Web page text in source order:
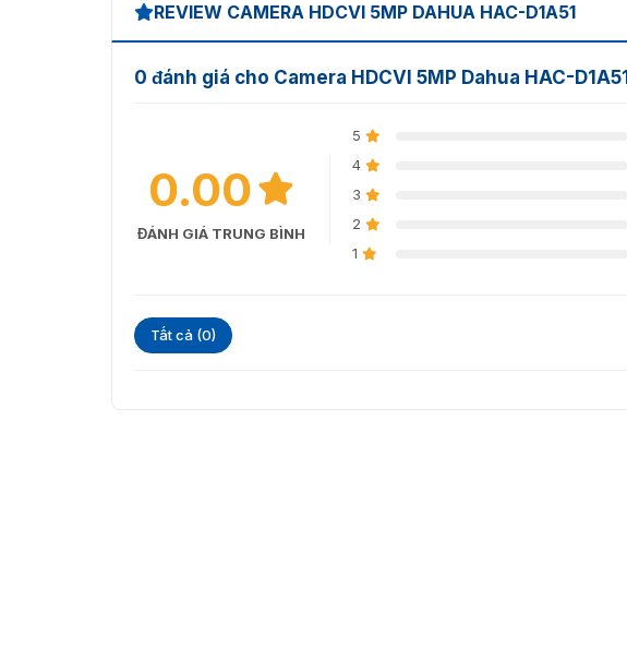
REVIEW CAMERA HDCVI 5MP DAHUA HAC-D1A51
0 đánh giá cho Camera HDCVI 5MP Dahua HAC-D1A51
0.00
ĐÁNH GIÁ TRUNG BÌNH
5
4
3
2
1
Tất cả (0)